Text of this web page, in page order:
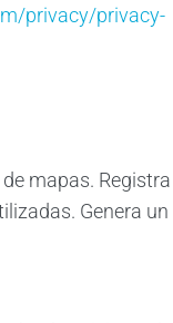
privacy/privacy-
mapas. Registra
Genera un